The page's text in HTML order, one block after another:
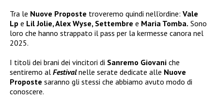
Tra le Nuove Proposte troveremo quindi nell’ordine: Vale
Lp e Lil Jolie, Alex Wyse, Settembre e Maria Tomba. Sono
loro che hanno strappato il pass per la kermesse canora nel
2025.
I titoli dei brani dei vincitori di Sanremo Giovani che
sentiremo al Festivalnelle serate dedicate alle Nuove
Proposte saranno gli stessi che abbiamo avuto modo di
conoscere.